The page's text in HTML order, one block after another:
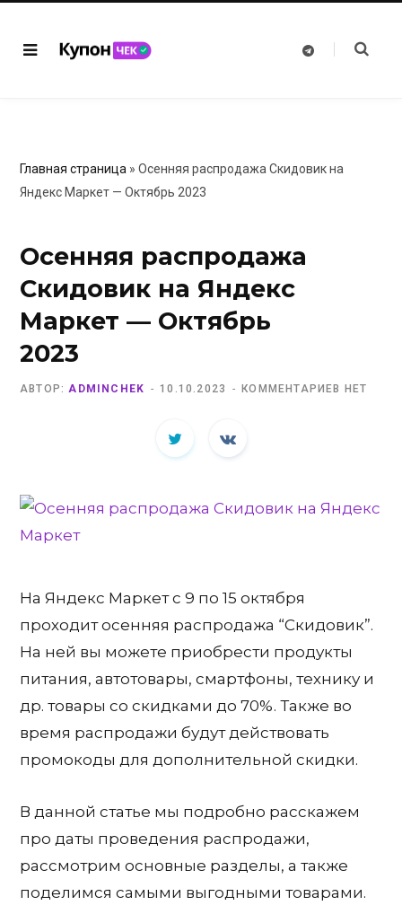
T
Главная страница » Осенняя распродажа Скидовик на
Яндекс Маркет — Октябрь 2023
Осенняя распродажа
Скидовик на Яндекс
Маркет — Октябрь
2023
АВТОР: ADMINCHEK 10.10.2023 КОММЕНТАРИЕВ НЕТ
На Яндекс Маркет с 9 по 15 октября
проходит осенняя распродажа “Скидовик”.
На ней вы можете приобрести продукты
питания, автотовары, смартфоны, технику и
др. товары со скидками до 70%. Также во
время распродажи будут действовать
промокоды для дополнительной скидки.
В данной статье мы подробно расскажем
про даты проведения распродажи,
рассмотрим основные разделы, а также
поделимся самыми выгодными товарами.